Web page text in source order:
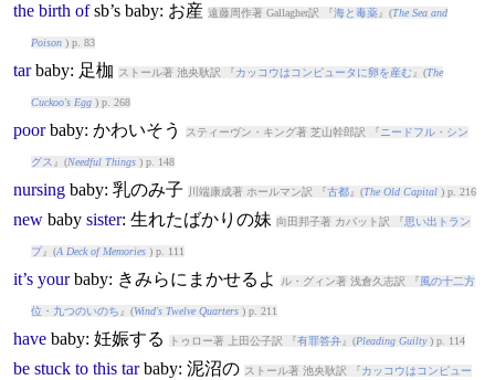
the birth ofsb’s baby: お産 遠藤周作著 Gallagher訳 『海と毒薬』(The Sea and
Poison) p. 83
tar baby: 足枷 ストール著 池央耿訳 『カッコウはコンピュータに卵を産む』(The
Cuckoo's Egg) p. 268
poor baby: かわいそう スティーヴン・キング著 芝山幹郎訳 『 ニードフル・シン
グス 』(Needful Things) p. 148
nursing baby: 乳のみ子 川端康成著 ホールマン訳 『古都』(The Old Capital) p. 216
new baby sister: 生れたばかりの妹 向田邦子著 カバット訳 『思い出トラン
プ』(A Deck of Memories) p. 111
it’s your baby: きみらにまかせるよ ル・グィン著 浅倉久志訳 『 風の十二方
位・九つのいのち 』(Wind's Twelve Quarters) p. 211
have baby: 妊娠する トゥロー著 上田公子訳 『有罪答弁』(Pleading Guilty) p. 114
be stuck to this tar baby: 泥沼の ストール著 池央耿訳 『カッコウはコンピュー